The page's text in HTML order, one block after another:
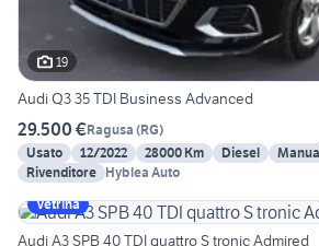
19
Audi Q3 35 TDI Business Advanced
29.500 €Ragusa (RG)
Usato
12/2022 28000 Km Diesel
Rivenditore Hyblea Auto
Vetrina
Audi A3 SPB 40 TDI quattro S tronic Admired